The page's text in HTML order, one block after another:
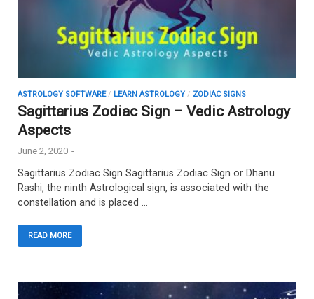
ASTROLOGY SOFTWARE/ LEARN ASTROLOGY / ZODIAC SIGNS
Sagittarius Zodiac Sign – Vedic Astrology
Aspects
June 2, 2020 -
Sagittarius Zodiac Sign Sagittarius Zodiac Sign or Dhanu
Rashi, the ninth Astrological sign, is associated with the
constellation and is placed …
READ MORE